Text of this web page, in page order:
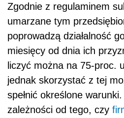
Zgodnie z regulaminem
umarzane tym
poprowadzą działalność
miesięcy od dnia ich
liczyć można na 75-proc.
jednak skorzystać z tej
spełnić określone
zależności od tego, czy